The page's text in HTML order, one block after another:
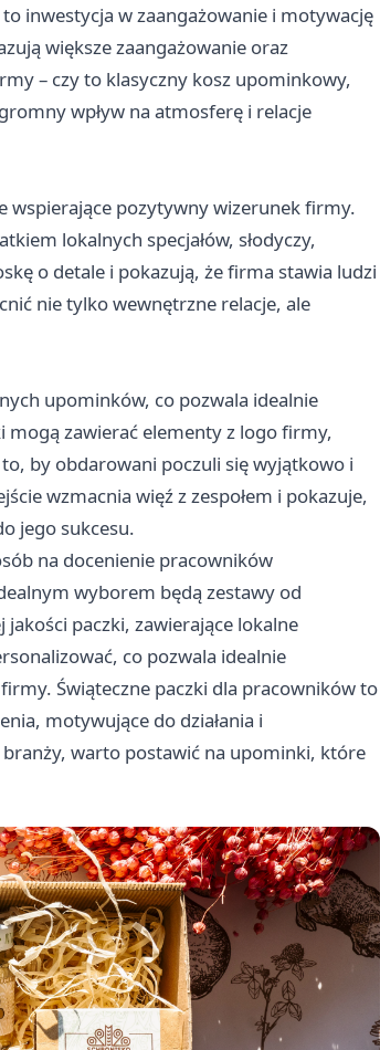
inwestycja w zaangażowanie i motywację
większe zaangażowanie oraz
– czy to klasyczny kosz upominkowy,
wpływ na atmosferę i relacje
wspierające pozytywny wizerunek firmy.
lokalnych specjałów, słodyczy,
o detale i pokazują, że firma stawia ludzi
nie tylko wewnętrzne relacje, ale
upominków, co pozwala idealnie
mogą zawierać elementy z logo firmy,
by obdarowani poczuli się wyjątkowo i
wzmacnia więź z zespołem i pokazuje,
jego sukcesu.
na docenienie pracowników
wyborem będą zestawy od
paczki, zawierające lokalne
co pozwala idealnie
Świąteczne paczki dla pracowników to
motywujące do działania i
branży, warto postawić na upominki, które